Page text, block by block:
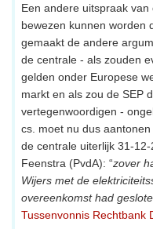
Een andere uitspraak
bewezen kunnen worden
gemaakt de andere
de centrale - als zouden
gelden onder Europese
markt en als zou de SEP
vertegenwoordigen -
cs. moet nu dus
de centrale uiterlijk 31-
Feenstra (PvdA): “zover
Wijers met de
overeenkomst had
Tussenvonnis Rechtbank